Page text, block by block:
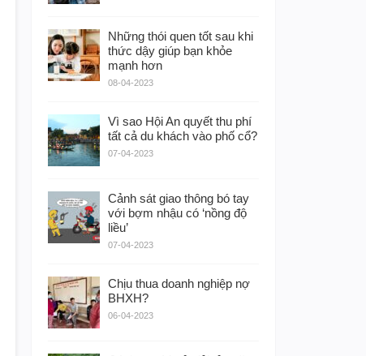
Những thói quen tốt sau khi
thức dậy giúp bạn khỏe
mạnh hơn
08-04-2023
Vì sao Hội An quyết thu phí
tất cả du khách vào phố cổ?
07-04-2023
Cảnh sát giao thông bó tay
với bợm nhậu có ‘nồng độ
liều’
07-04-2023
Chịu thua doanh nghiệp nợ
BHXH?
06-04-2023